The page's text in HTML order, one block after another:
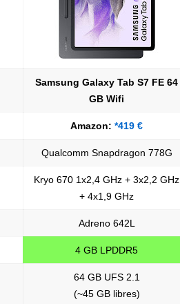
Samsung Galaxy Tab S7 FE 64
GB Wifi
Amazon: *419 €
Qualcomm Snapdragon 778G
Kryo 670 1x2,4 GHz + 3x2,2 GHz
+ 4x1,9 GHz
Adreno 642L
4 GB LPDDR5
64 GB UFS 2.1
(~45 GB libres)